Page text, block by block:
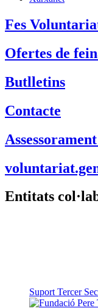
Fes
Ofertes de
Butlletins
Contacte
Entitats
Suport Tercer